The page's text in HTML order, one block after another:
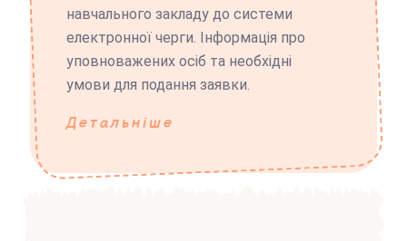
навчального закладу до системи
електронної черги. Інформація про
уповноважених осіб та необхідні
умови для подання заявки.
Детальніше